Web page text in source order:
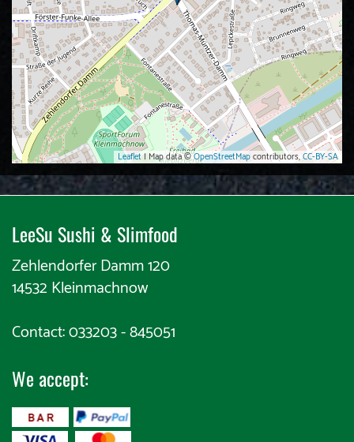
Leaflet| Map data ©OpenStreetMapcontributors,CC-BY-SA
LeeSu Sushi & Slimfood​​
Zehlendorfer Damm 120
14532 Kleinmachnow
Contact: 033203 - 845051
We accept: